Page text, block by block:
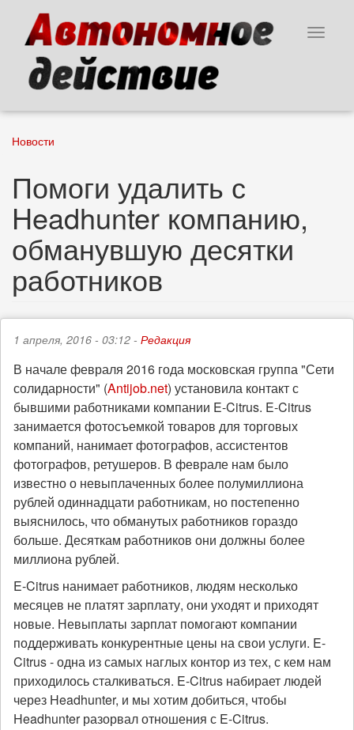
основному
содержанию
Toggle
Новости
Помоги удалить с
Headhunter компанию,
обманувшую десятки
работников
1 апреля, 2016 - 03:12 - Редакция
В начале февраля 2016 года московская группа "Сети
солидарности" (Antijob.net) установила контакт с
бывшими работниками компании E-Citrus. E-Citrus
занимается фотосъемкой товаров для торговых
компаний, нанимает фотографов, ассистентов
фотографов, ретушеров. В феврале нам было
известно о невыплаченных более полумиллиона
рублей одиннадцати работникам, но постепенно
выяснилось, что обманутых работников гораздо
больше. Десяткам работников они должны более
миллиона рублей.
E-Citrus нанимает работников, людям несколько
месяцев не платят зарплату, они уходят и приходят
новые. Невыплаты зарплат помогают компании
поддерживать конкурентные цены на свои услуги. E-
Citrus - одна из самых наглых контор из тех, с кем нам
приходилось сталкиваться. E-Citrus набирает людей
через Headhunter, и мы хотим добиться, чтобы
Headhunter разорвал отношения с E-Citrus.